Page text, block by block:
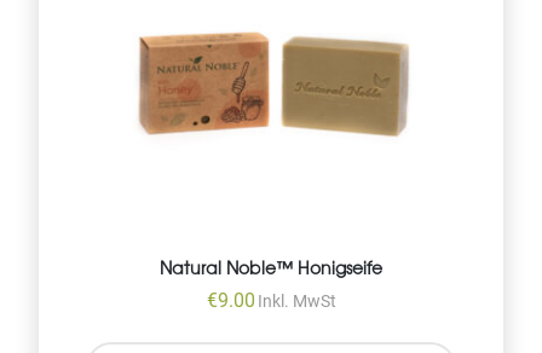
Natural Noble™ Honigseife
€9.00 Inkl. MwSt